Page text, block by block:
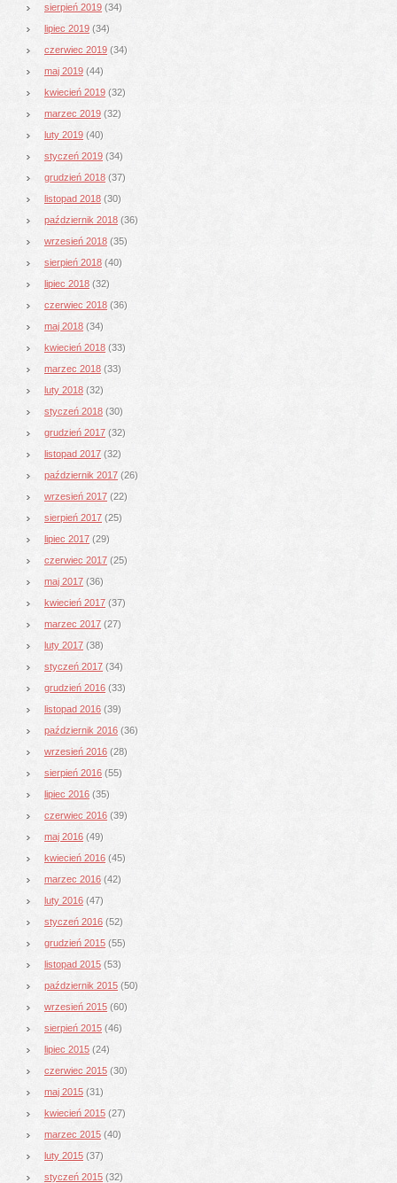
sierpień 2019 (34)
lipiec 2019 (34)
czerwiec 2019 (34)
maj 2019 (44)
kwiecień 2019 (32)
marzec 2019 (32)
luty 2019 (40)
styczeń 2019 (34)
grudzień 2018 (37)
listopad 2018 (30)
październik 2018 (36)
wrzesień 2018 (35)
sierpień 2018 (40)
lipiec 2018 (32)
czerwiec 2018 (36)
maj 2018 (34)
kwiecień 2018 (33)
marzec 2018 (33)
luty 2018 (32)
styczeń 2018 (30)
grudzień 2017 (32)
listopad 2017 (32)
październik 2017 (26)
wrzesień 2017 (22)
sierpień 2017 (25)
lipiec 2017 (29)
czerwiec 2017 (25)
maj 2017 (36)
kwiecień 2017 (37)
marzec 2017 (27)
luty 2017 (38)
styczeń 2017 (34)
grudzień 2016 (33)
listopad 2016 (39)
październik 2016 (36)
wrzesień 2016 (28)
sierpień 2016 (55)
lipiec 2016 (35)
czerwiec 2016 (39)
maj 2016 (49)
kwiecień 2016 (45)
marzec 2016 (42)
luty 2016 (47)
styczeń 2016 (52)
grudzień 2015 (55)
listopad 2015 (53)
październik 2015 (50)
wrzesień 2015 (60)
sierpień 2015 (46)
lipiec 2015 (24)
czerwiec 2015 (30)
maj 2015 (31)
kwiecień 2015 (27)
marzec 2015 (40)
luty 2015 (37)
styczeń 2015 (32)